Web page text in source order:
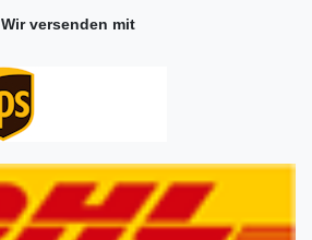
Wir versenden mit